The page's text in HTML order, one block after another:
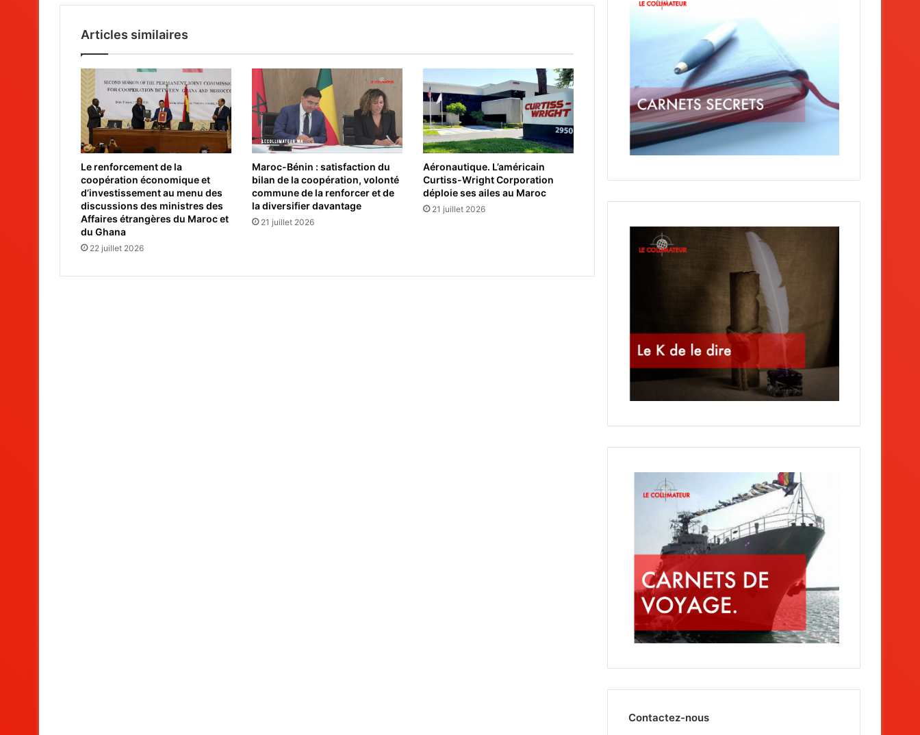
Articles similaires
Le renforcement de la
coopération économique et
d’investissement au menu des
discussions des ministres des
Affaires étrangères du Maroc et
du Ghana
22 juillet 2026
Maroc-Bénin : satisfaction du
bilan de la coopération, volonté
commune de la renforcer et de
la diversifier davantage
21 juillet 2026
Aéronautique. L’américain
Curtiss-Wright Corporation
déploie ses ailes au Maroc
21 juillet 2026
Contactez-nous